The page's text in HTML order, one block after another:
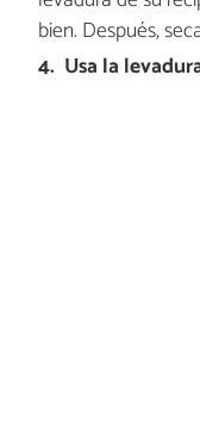
bien. Después,
Usa la